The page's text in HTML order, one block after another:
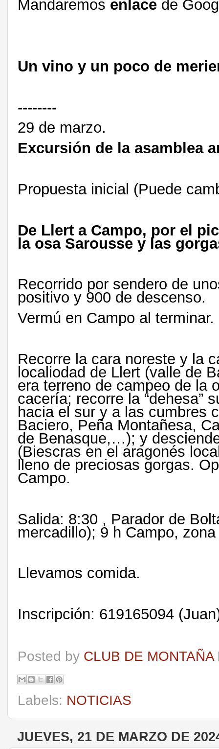
Mandaremos enlace de
Un vino y un poco de
--------
29 de marzo.
Excursión de la asamblea
Propuesta inicial (Puede
De Llert a Campo, por el
la osa Sarousse y las
Recorrido por sendero de
positivo y 900 de descenso.
Vermú en Campo al terminar.
Recorre la cara noreste y la
localiodad de Llert (valle de
era terreno de campeo de la
cacería; recorre la “dehesa”
hacia el sur y a las cumbres
Baciero, Peña Montañesa,
de Benasque,…); y
(Biescras en el aragonés
lleno de preciosas gorgas.
Campo.
Salida: 8:30 , Parador de
mercadillo); 9 h Campo,
Llevamos comida.
Inscripción: 619165094
Posted by CLUB DE MONTAÑA
Labels: NOTICIAS
JUEVES, 21 DE MARZO DE